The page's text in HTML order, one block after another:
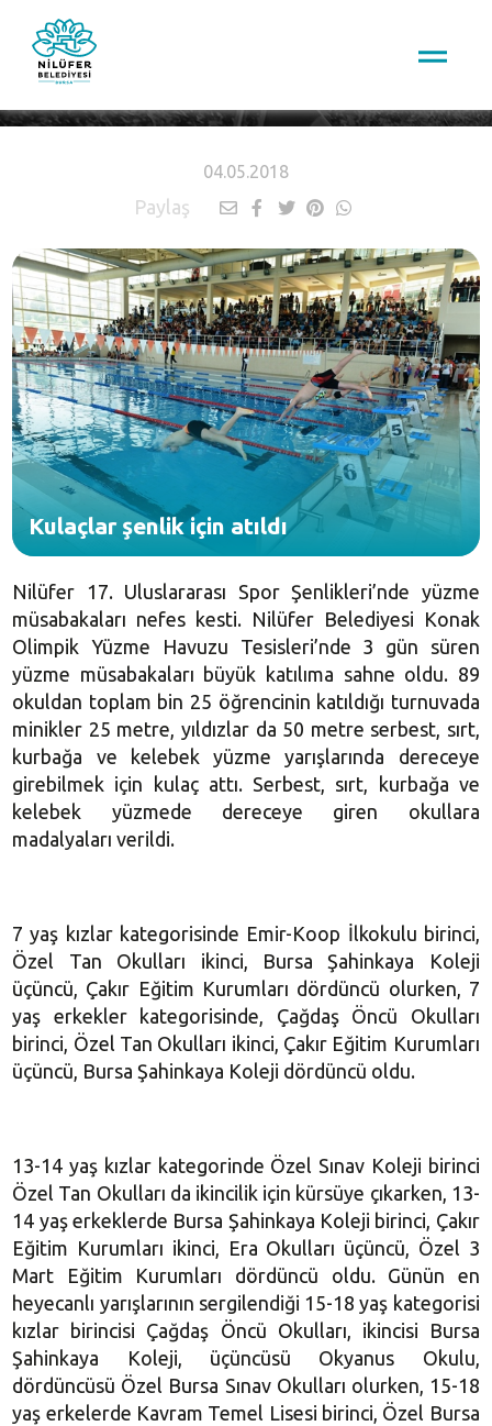
04.05.2018
Paylaş
Kulaçlar şenlik için atıldı
Nilüfer 17. Uluslararası Spor Şenlikleri’nde yüzme
müsabakaları nefes kesti. Nilüfer Belediyesi Konak
Olimpik Yüzme Havuzu Tesisleri’nde 3 gün süren
yüzme müsabakaları büyük katılıma sahne oldu. 89
okuldan toplam bin 25 öğrencinin katıldığı turnuvada
minikler 25 metre, yıldızlar da 50 metre serbest, sırt,
kurbağa ve kelebek yüzme yarışlarında dereceye
girebilmek için kulaç attı. Serbest, sırt, kurbağa ve
kelebek yüzmede dereceye giren okullara
madalyaları verildi.
7 yaş kızlar kategorisinde Emir-Koop İlkokulu birinci,
Özel Tan Okulları ikinci, Bursa Şahinkaya Koleji
üçüncü, Çakır Eğitim Kurumları dördüncü olurken, 7
yaş erkekler kategorisinde, Çağdaş Öncü Okulları
birinci, Özel Tan Okulları ikinci, Çakır Eğitim Kurumları
üçüncü, Bursa Şahinkaya Koleji dördüncü oldu.
13-14 yaş kızlar kategorinde Özel Sınav Koleji birinci
Özel Tan Okulları da ikincilik için kürsüye çıkarken, 13-
14 yaş erkeklerde Bursa Şahinkaya Koleji birinci, Çakır
Eğitim Kurumları ikinci, Era Okulları üçüncü, Özel 3
Mart Eğitim Kurumları dördüncü oldu. Günün en
heyecanlı yarışlarının sergilendiği 15-18 yaş kategorisi
kızlar birincisi Çağdaş Öncü Okulları, ikincisi Bursa
Şahinkaya Koleji, üçüncüsü Okyanus Okulu,
dördüncüsü Özel Bursa Sınav Okulları olurken, 15-18
yaş erkelerde Kavram Temel Lisesi birinci, Özel Bursa